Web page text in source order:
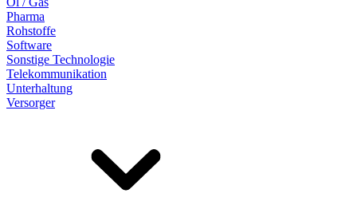
Pharma
Rohstoffe
Software
Sonstige Technologie
Telekommunikation
Unterhaltung
Versorger